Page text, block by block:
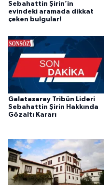
Sebahattin Şirin’in
evindeki aramada dikkat
çeken bulgular!
Galatasaray Tribün Lideri
Sebahattin Şirin Hakkında
Gözaltı Kararı